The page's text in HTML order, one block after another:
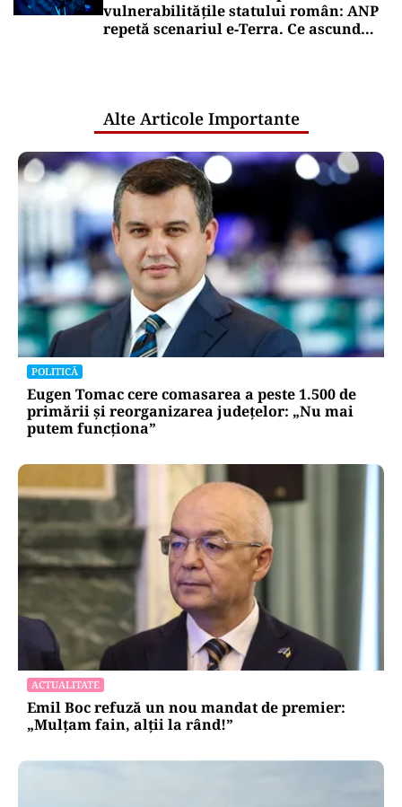
vulnerabilitățile statului român: ANP
repetă scenariul e‑Terra. Ce ascund
Alte Articole Importante
POLITICĂ
Eugen Tomac cere comasarea a peste 1.500 de
primării și reorganizarea județelor: „Nu mai
putem funcționa”
ACTUALITATE
Emil Boc refuză un nou mandat de premier:
„Mulțam fain, alții la rând!”